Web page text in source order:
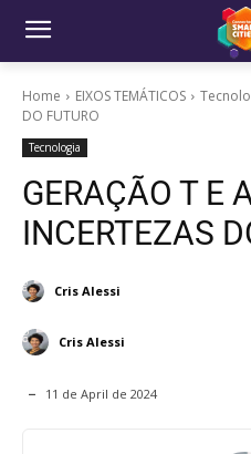
Home EIXOS TEMÁTICOS
DO FUTURO
Tecnologia
GERAÇÃO T E
INCERTEZAS
Cris Alessi
Cris Alessi
11 de April de 2024